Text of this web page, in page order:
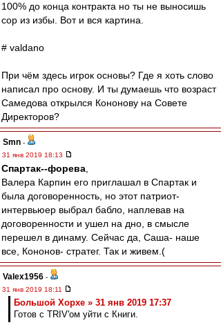
100% до конца контракта но ты не выносишь
сор из избы. Вот и вся картина.
# valdano
При чём здесь игрок основы? Где я хоть слово
написал про основу. И ты думаешь что возраст
Самедова открылся Кононову на Совете
Директоров?
Smn -
31 янв 2019 18:13
Cпартак--форева
Валера Карпин его приглашал в Спартак и
была договоренность, но этот патриот-
интервьюер выбрал бабло, наплевав на
договоренности и ушел на дно, в смысле
перешел в динаму. Сейчас да, Саша- наше
все, Кононов- стратег. Так и живем.(
Valex1956 -
31 янв 2019 18:11
Большой Хорхе » 31 янв 2019 17:37
Готов с TRIV'ом уйти с Книги.